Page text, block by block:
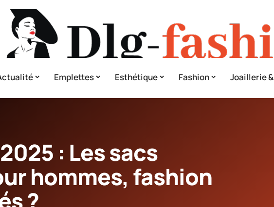
Emplettes Esthétique Fashion Joaillerie
: Les sacs
hommes, fashion